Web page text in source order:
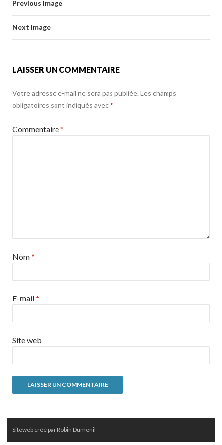
k
o
o
k
er
Previous Image
Next Image
LAISSER UN COMMENTAIRE
Votre adresse e-mail ne sera pas publiée. Les champs
obligatoires sont indiqués avec *
Commentaire*
Nom*
E-mail*
Site web
Siteweb créé par Robin Dumenil